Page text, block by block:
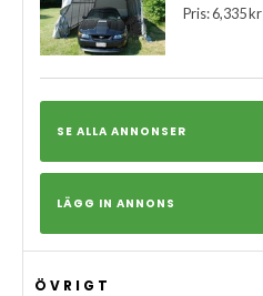
Pris: 6,335 kr
SE ALLA ANNONSER
LÄGG IN ANNONS
ÖVRIGT